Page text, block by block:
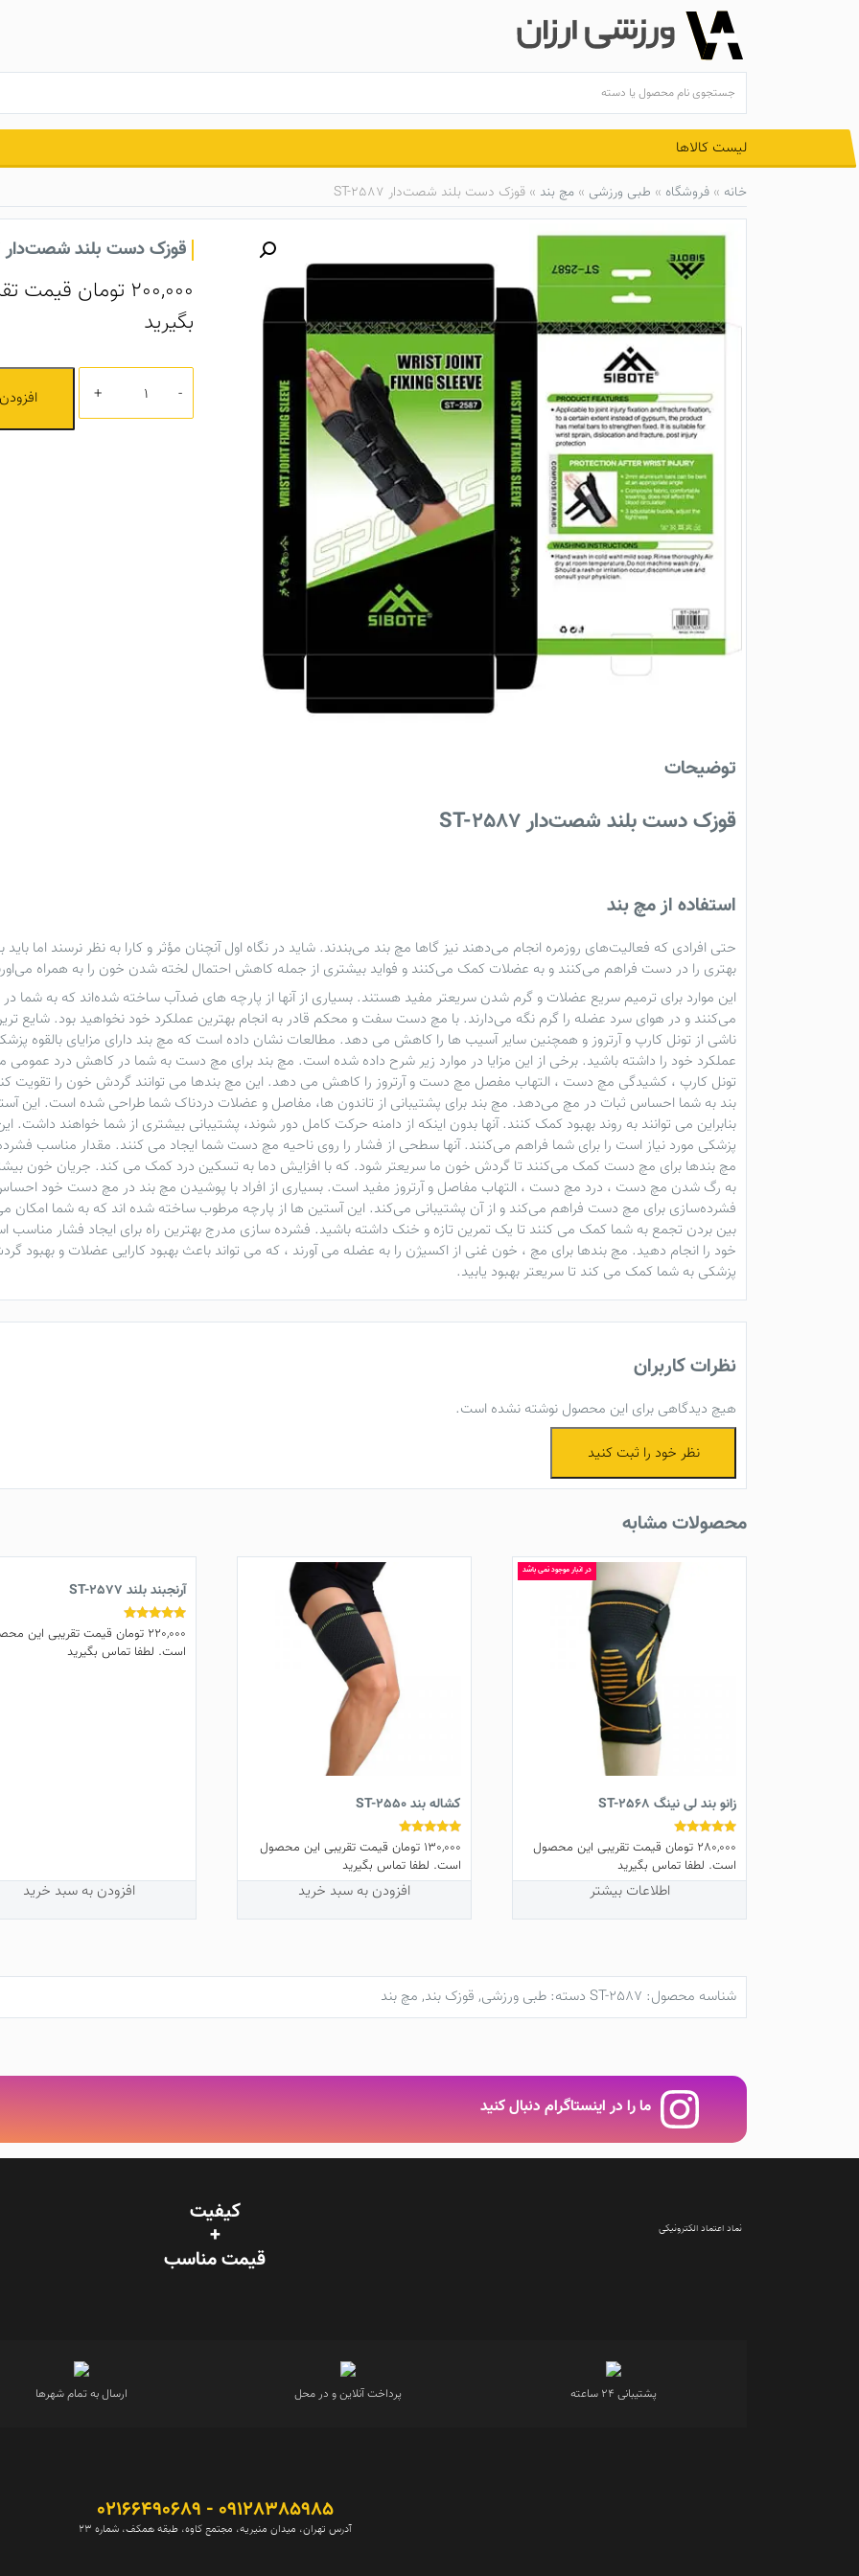
لیست کالاها
خانه » فروشگاه » طبی ورزشی » مچ بند » قوزک دست بلند شصت‌دار ST-2587
قوزک دست بلند شصت‌دار ST-2587
200,000 تومان قیمت
بگیرید
توضیحات
قوزک دست بلند شصت‌دار ST-2587
استفاده از مچ بند
حتی افرادی که فعالیت‌های روزمره انجام می‌دهند نیز گاها مچ بند می‌بندند. شاید در نگاه اول آنچنان مؤثر و کارا به نظر نرسند اما باید
بهتری را در دست فراهم می‌کنند و به عضلات کمک می‌کنند و فواید بیشتری از جمله کاهش احتمال لخته شدن خون را به همراه
این موارد برای ترمیم سریع عضلات و گرم شدن سریعتر مفید هستند. بسیاری از آنها از پارچه های ضدآب ساخته شده‌اند که به شما
می‌کنند و در هوای سرد عضله را گرم نگه می‌دارند. با مچ دست سفت و محکم قادر به انجام بهترین عملکرد خود نخواهید بود.
ناشی از تونل کارپ و آرتروز و همچنین سایر آسیب ها را کاهش می دهد. مطالعات نشان داده است که مچ بند دارای مزایای بالقوه
عملکرد خود را داشته باشید. برخی از این مزایا در موارد زیر شرح داده شده است. مچ بند برای مچ دست به شما در کاهش درد عمومی
تونل کارپ ، کشیدگی مچ دست ، التهاب مفصل مچ دست و آرتروز را کاهش می دهد. این مچ بندها می توانند گردش خون را تقویت
بند به شما احساس ثبات در مچ می‌دهد. مچ بند برای پشتیبانی از تاندون ها، مفاصل و عضلات دردناک شما طراحی شده است. این
بنابراین می توانند به روند بهبود کمک کنند. آنها بدون اینکه از دامنه حرکت کامل دور شوند، پشتیبانی بیشتری از شما خواهند داشت.
پزشکی مورد نیاز است را برای شما فراهم می‌کنند. آنها سطحی از فشار را روی ناحیه مچ دست شما ایجاد می کنند. مقدار مناسب
مچ بندها برای مچ دست کمک می‌کنند تا گردش خون ما سریعتر شود. که با افزایش دما به تسکین درد کمک می کند. جریان خون
به رگ شدن مچ دست ، درد مچ دست ، التهاب مفاصل و آرتروز مفید است. بسیاری از افراد با پوشیدن مچ بند در مچ دست خود احساس
فشرده‌سازی برای مچ دست فراهم می‌کند و از آن پشتیبانی می‌کند. این آستین ها از پارچه مرطوب ساخته شده اند که به شما
بین بردن تجمع به شما کمک می کنند تا یک تمرین تازه و خنک داشته باشید. فشرده سازی مدرج بهترین راه برای ایجاد فشار مناسب
خود را انجام دهید. مچ بندها برای مچ ، خون غنی از اکسیژن را به عضله می آورند ، که می تواند باعث بهبود کارایی عضلات و
پزشکی به شما کمک می کند تا سریعتر بهبود یابید.
نظرات کاربران
هیچ دیدگاهی برای این محصول نوشته نشده است.
نظر خود را ثبت کنید
محصولات مشابه
در انبار موجود نمی باشد
زانو بند لی نینگ ST-2568
نمره
5.00
از 5
280,000 تومان قیمت تقریبی این محصول
است. لطفا تماس بگیرید
اطلاعات بیشتر
کشاله بند ST-2550
نمره
5.00
از 5
130,000 تومانقیمت تقریبی این محصول
است. لطفا تماس بگیرید
افزودن به سبد خرید
آرنجبند بلند ST-2577
نمره
5.00
از 5
220,000 تومانقیمت تقریبی این
است. لطفا تماس بگیرید
افزودن به سبد خرید
شناسه محصول: ST-2587 دسته: طبی ورزشی, قوزک بند, مچ بند
ما را در اینستاگرام دنبال کنید
نماد اعتماد الکترونیکی
کیفیت
+
قیمت‌ مناسب
پشتیبانی 24 ساعته پرداخت آنلاین و در محل ارسال به تمام شهرها
09128385985 - 02166490689
آدرس تهران، میدان منیریه، مجتمع کاوه، طبقه همکف، شماره 23